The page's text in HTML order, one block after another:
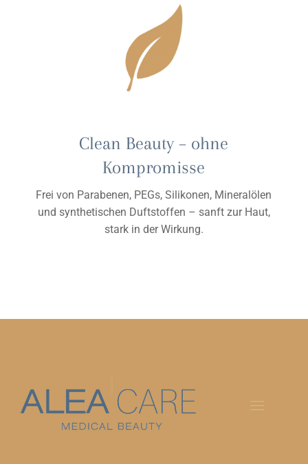
Clean Beauty – ohne
Kompromisse
Frei von Parabenen, PEGs, Silikonen, Mineralölen
und synthetischen Duftstoffen – sanft zur Haut,
stark in der Wirkung.